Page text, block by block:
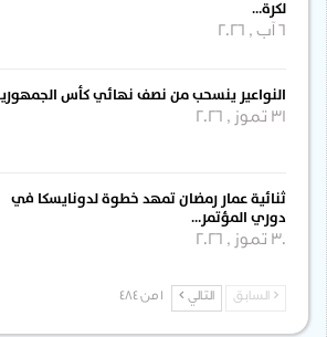
لكرة…
النواعير ينسحب من نصف نهائي كأس الجمهورية
31 تموز , 2026
ثنائية عمار رمضان تمهد خطوة لدونايسكا في
دوري المؤتمر…
30 تموز , 2026
السابق التالي